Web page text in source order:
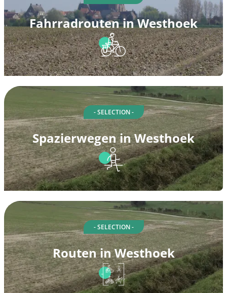
Fahrradrouten in Westhoek
- SELECTION -
Spazierwegen in Westhoek
- SELECTION -
Routen in Westhoek